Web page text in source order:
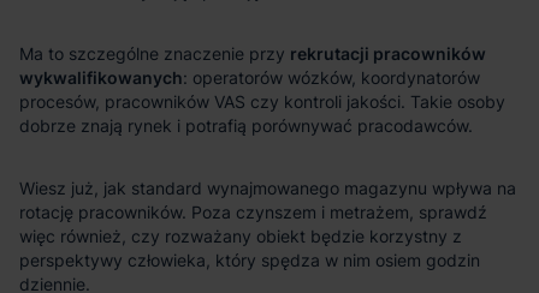
rekrutacji pracowników
wykwalifikowanych